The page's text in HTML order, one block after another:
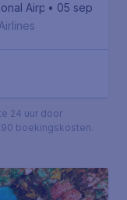
Airport• 05 sep
24 uur door
boekingskosten.